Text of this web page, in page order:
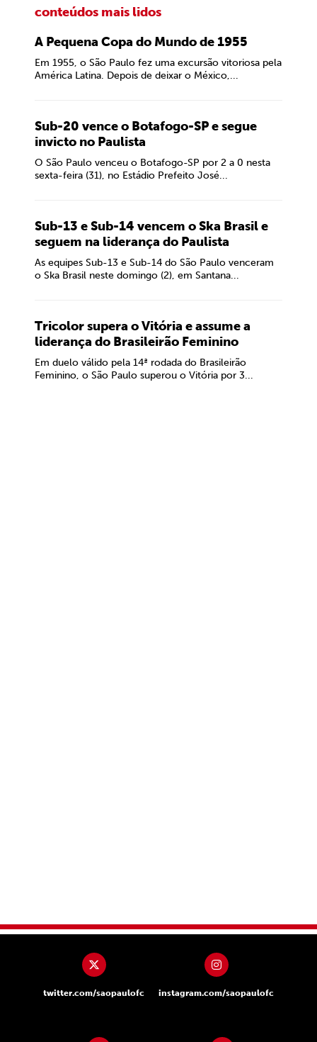
conteúdos mais lidos
A Pequena Copa do Mundo de 1955
Em 1955, o São Paulo fez uma excursão vitoriosa pela
América Latina. Depois de deixar o México,...
Sub-20 vence o Botafogo-SP e segue
invicto no Paulista
O São Paulo venceu o Botafogo-SP por 2 a 0 nesta
sexta-feira (31), no Estádio Prefeito José...
Sub-13 e Sub-14 vencem o Ska Brasil e
seguem na liderança do Paulista
As equipes Sub-13 e Sub-14 do São Paulo venceram
o Ska Brasil neste domingo (2), em Santana...
Tricolor supera o Vitória e assume a
liderança do Brasileirão Feminino
Em duelo válido pela 14ª rodada do Brasileirão
Feminino, o São Paulo superou o Vitória por 3...
twitter.com/saopaulofc instagram.com/saopaulofc